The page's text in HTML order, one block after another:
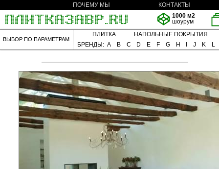
ПОЧЕМУ МЫ
КОНТАКТЫ
1000 м2
шоурум
ВЫБОР ПО ПАРАМЕТРАМ
ПЛИТКА
НАПОЛЬНЫЕ ПОКРЫТИЯ
БРЕНДЫ: A B C D E F G H J K L